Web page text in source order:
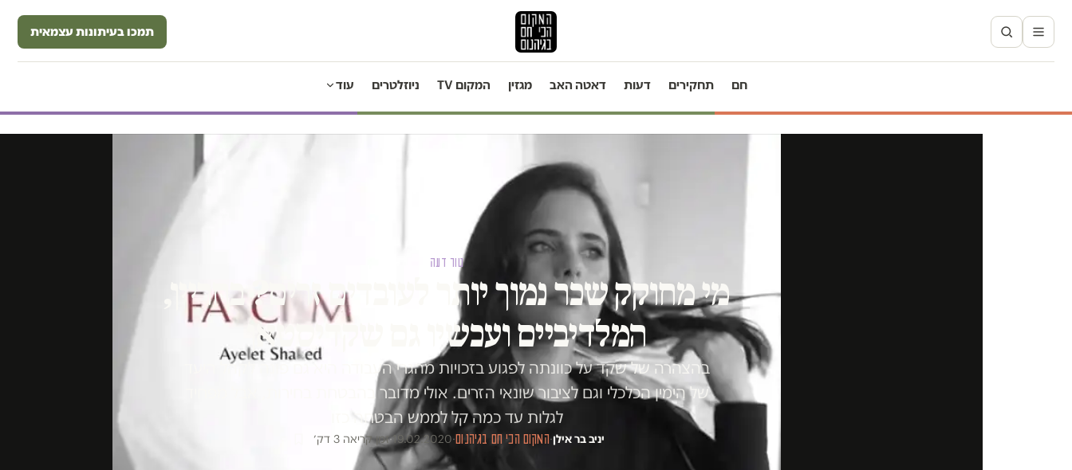
תמכו בעיתונות עצמאית
חם תחקירים דעות דאטה האב מגזין המקום TV ניוזלטרים עוד
טור דעה
מי מחוקק שכר נמוך יותר לעובדים זרים? בחריין,
המלדיביים ועכשיו גם שקדיסטאן
בהצהרה של שקד על כוונתה לפגוע בזכויות מהגרי העבודה היא גם פונה לקהל היעד
של הימין הכלכלי וגם לציבור שונאי הזרים. אולי מדובר בהבטחת בחירות, אבל מפחיד
לגלות עד כמה קל לממש הבטחה כזו
יניב בר אילן·המקום הכי חם בגיהנום·
19.02.2020
·זמן קריאה 3 דק׳